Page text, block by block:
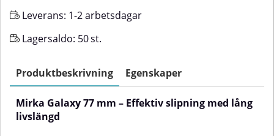
Leverans: 1-2 arbetsdagar
Lagersaldo: 50st.
Produktbeskrivning Egenskaper
Mirka Galaxy 77 mm – Effektiv slipning med lång
livslängd